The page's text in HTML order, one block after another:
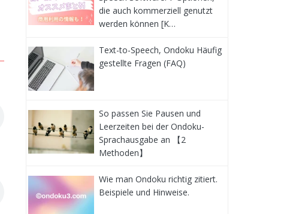
die auch kommerziell genutzt
werden können [K…
Text-to-Speech, Ondoku Häufig
gestellte Fragen (FAQ)
So passen Sie Pausen und
Leerzeiten bei der Ondoku-
Sprachausgabe an 【2
Methoden】
Wie man Ondoku richtig zitiert.
Beispiele und Hinweise.